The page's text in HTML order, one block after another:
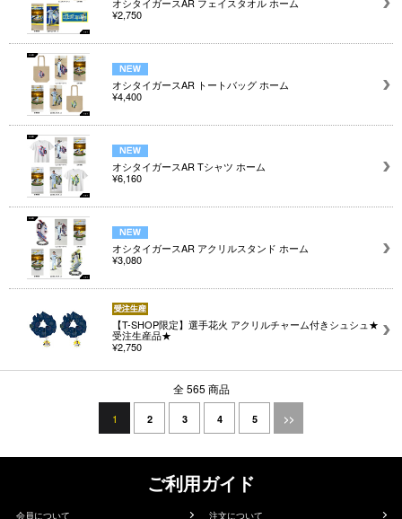
¥2,750
オシタイガースAR トートバッグ ホーム
¥4,400
オシタイガースAR Tシャツ ホーム
¥6,160
オシタイガースAR アクリルスタンド ホーム
¥3,080
【T-SHOP限定】選手花火 アクリルチャーム付きシュシュ★
受注生産品★
¥2,750
全 565 商品
1 2 3 4 5 >>
ご利用ガイド
会員について 注文について